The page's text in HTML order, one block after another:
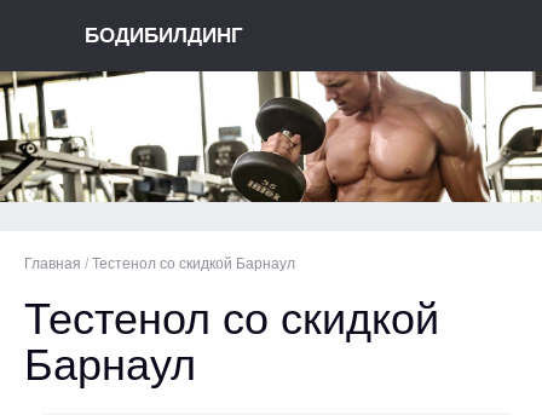
БОДИБИЛДИНГ
Главная / Тестенол со скидкой Барнаул
Тестенол со скидкой
Барнаул